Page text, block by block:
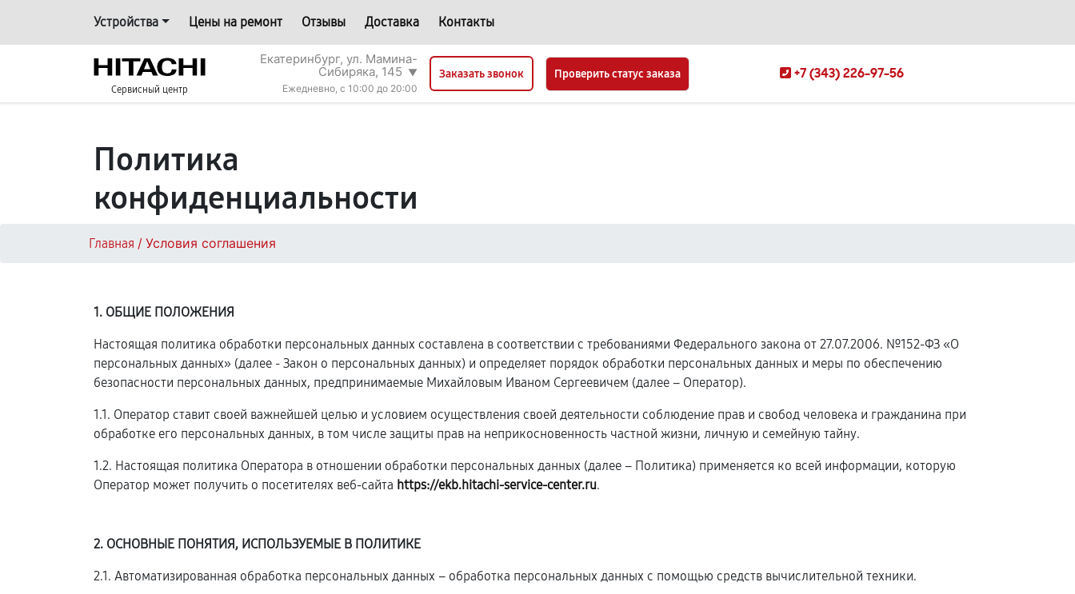
Устройства Цены на ремонт Отзывы Доставка Контакты
Сервисный центр
Екатеринбург, ул. Мамина-
Сибиряка, 145 ▼
Ежедневно, с 10:00 до 20:00
Заказать звонок Проверить статус заказа +7 (343) 226-97-56
Политика
конфиденциальности
Главная / Условия соглашения
1. ОБЩИЕ ПОЛОЖЕНИЯ
Настоящая политика обработки персональных данных составлена в соответствии с требованиями Федерального закона от 27.07.2006. №152-ФЗ «О
персональных данных» (далее - Закон о персональных данных) и определяет порядок обработки персональных данных и меры по обеспечению
безопасности персональных данных, предпринимаемые Михайловым Иваном Сергеевичем (далее – Оператор).
1.1. Оператор ставит своей важнейшей целью и условием осуществления своей деятельности соблюдение прав и свобод человека и гражданина при
обработке его персональных данных, в том числе защиты прав на неприкосновенность частной жизни, личную и семейную тайну.
1.2. Настоящая политика Оператора в отношении обработки персональных данных (далее – Политика) применяется ко всей информации, которую
Оператор может получить о посетителях веб-сайта https://ekb.hitachi-service-center.ru.
2. ОСНОВНЫЕ ПОНЯТИЯ, ИСПОЛЬЗУЕМЫЕ В ПОЛИТИКЕ
2.1. Автоматизированная обработка персональных данных – обработка персональных данных с помощью средств вычислительной техники.